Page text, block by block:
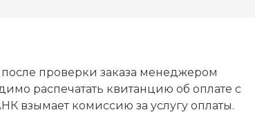
проверки заказа менеджером
распечатать квитанцию об оплате с
взымает комиссию за услугу оплаты.